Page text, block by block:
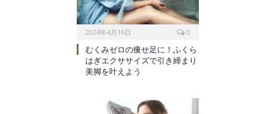
2024年4月16日
0
むくみゼロの痩せ足に！ふくら
はぎエクササイズで引き締まり
美脚を叶えよう